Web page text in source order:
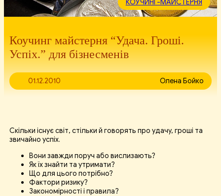
КОУЧИНГ-МАЙСТЕРНЯ
Коучинг майстерня “Удача. Гроші.
Успіх.” для бізнесменів
01.12.2010 Олена Бойко
Скільки існує світ, стільки й говорять про удачу, гроші та
звичайно успіх.
Вони завжди поруч або вислизають?
Як їх знайти та утримати?
Що для цього потрібно?
Фактори ризику?
Закономірності і правила?